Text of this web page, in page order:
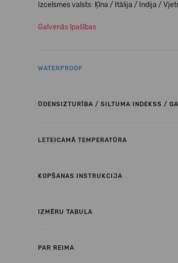
Izcelsmes valsts: Ķīna / Itālija / Indija /
Galvenās īpašības
WATERPROOF
ŪDENSIZTURĪBA / SILTUMA INDEKSS /
LETEICAMĀ TEMPERATŪRA
KOPŠANAS INSTRUKCIJA
IZMĒRU TABULA
PAR REIMA